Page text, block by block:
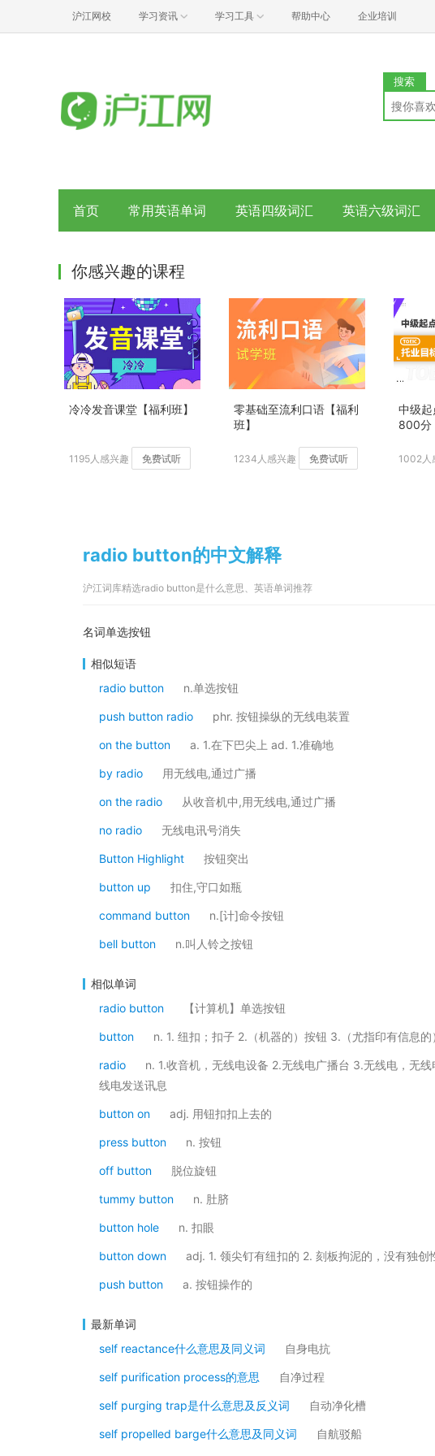
沪江网校 学习资讯 学习工具 帮助中心 企业培训
搜索
首页 常用英语单词 英语四级词汇 英语六级词汇
你感兴趣的课程
冷冷发音课堂【福利班】
1195人感兴趣 免费试听
零基础至流利口语【福利
班】
1234人感兴趣 免费试听
中级
800分
1002人
radio button的中文解释
沪江词库精选radio button是什么意思、英语单词推荐
名词单选按钮
相似短语
radio button
n.单选按钮
push button radio phr. 按钮操纵的无线电装置
on the button a. 1.在下巴尖上 ad. 1.准确地
by radio 用无线电,通过广播
on the radio 从收音机中,用无线电,通过广播
no radio 无线电讯号消失
Button Highlight 按钮突出
button up 扣住,守口如瓶
command button n.[计]命令按钮
bell button n.叫人铃之按钮
相似单词
radio button
【计算机】单选按钮
button n. 1. 纽扣；扣子 2.（机器的）按钮 3.（尤指印有信息
radio
n. 1.收音机，无线电设备 2.无线电广播台 3.无线电，无
线电发送讯息
button on adj. 用钮扣扣上去的
press button n. 按钮
off button 脱位旋钮
tummy button n. 肚脐
button hole n. 扣眼
button down adj. 1. 领尖钉有纽扣的 2. 刻板拘泥的，没有独
push button a. 按钮操作的
最新单词
self reactance什么意思及同义词
自身电抗
self purification process的意思 自净过程
self purging trap是什么意思及反义词 自动净化槽
self propelled barge什么意思及同义词 自航驳船